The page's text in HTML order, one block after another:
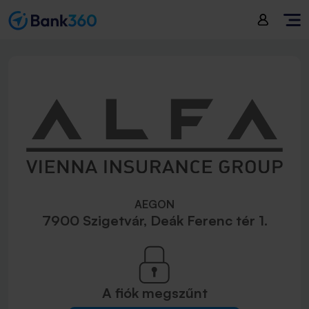
AEGON
7900 Szigetvár, Deák Ferenc tér 1.
A fiók megszűnt